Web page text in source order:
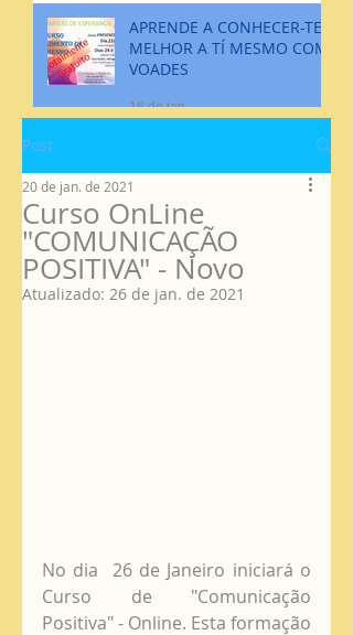
APRENDE A CONHECER-TE
MELHOR A TÍ MESMO COM
VOADES
16 de jan.
Post
Curso OnLine
"COMUNICAÇÃO
POSITIVA" - Novo
20 de jan. de 2021
Atualizado: 26 de jan. de 2021
No dia  26 de Janeiro iniciará o
Curso de "Comunicação
Positiva" - Online. Esta formação